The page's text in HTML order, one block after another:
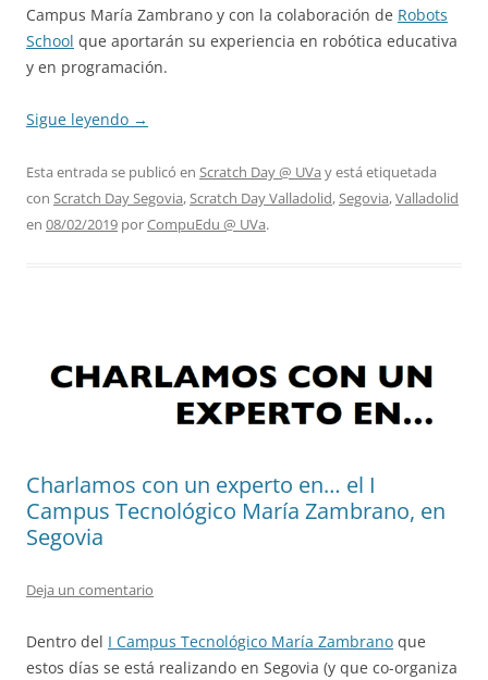
Campus María Zambrano y con la colaboración de Robots
School que aportarán su experiencia en robótica educativa
y en programación.
Sigue leyendo →
Esta entrada se publicó en Scratch Day @ UVa y está etiquetada
con Scratch Day Segovia,Scratch Day Valladolid,Segovia,Valladolid
en 08/02/2019 porCompuEdu @ UVa.
Charlamos con un experto en… el I
Campus Tecnológico María Zambrano, en
Segovia
Deja un comentario
Dentro del I Campus Tecnológico María Zambrano que
estos días se está realizando en Segovia (y que co-organiza